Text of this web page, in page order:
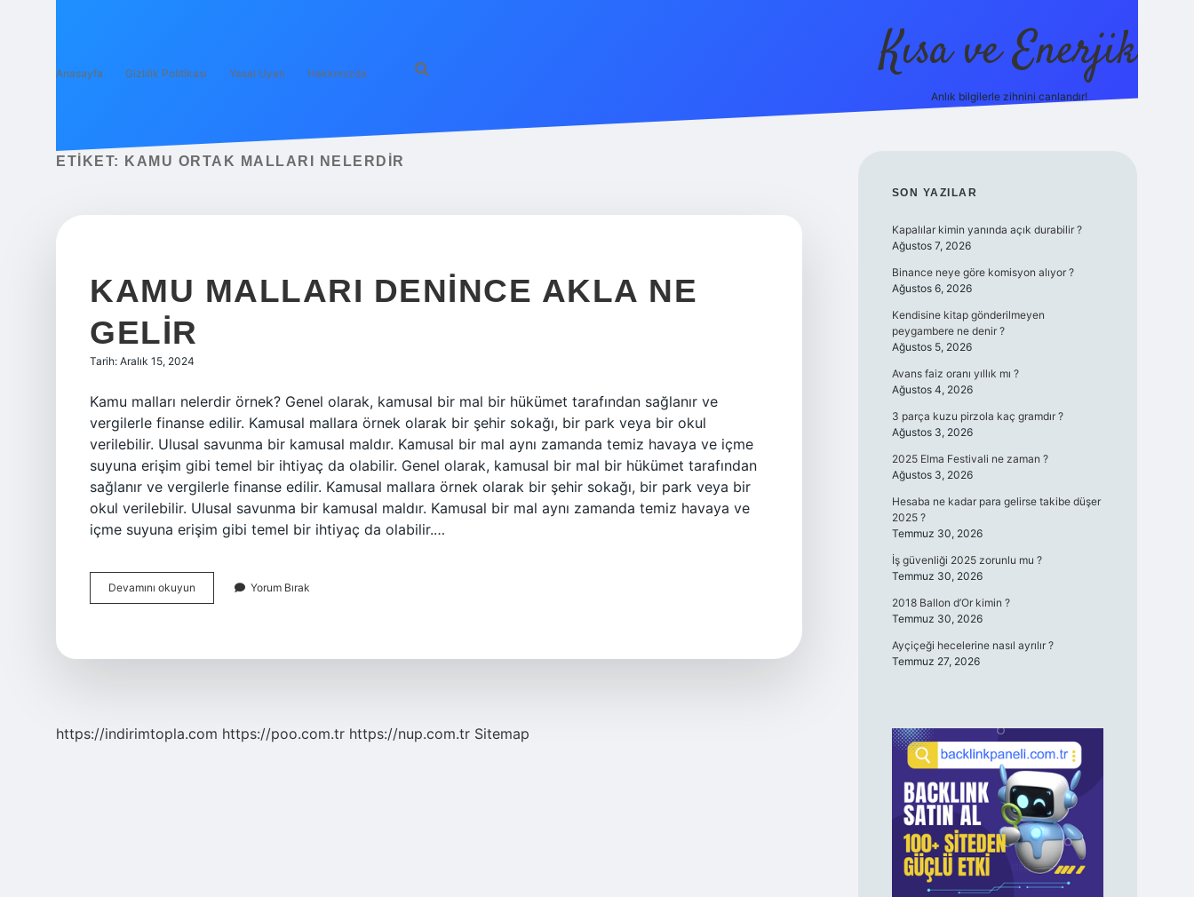
Anasayfa Gizlilik Politikası Yasal Uyarı Hakkımızda Kısa ve Enerjik
Anlık bilgilerle zihnini canlandır!
ETIKET: KAMU ORTAK MALLARI NELERDIR
KAMU MALLARI DENINCE AKLA NE
GELIR
Tarih: Aralık 15, 2024
Kamu malları nelerdir örnek? Genel olarak, kamusal bir mal bir hükümet tarafından sağlanır ve
vergilerle finanse edilir. Kamusal mallara örnek olarak bir şehir sokağı, bir park veya bir okul
verilebilir. Ulusal savunma bir kamusal maldır. Kamusal bir mal aynı zamanda temiz havaya ve içme
suyuna erişim gibi temel bir ihtiyaç da olabilir. Genel olarak, kamusal bir mal bir hükümet tarafından
sağlanır ve vergilerle finanse edilir. Kamusal mallara örnek olarak bir şehir sokağı, bir park veya bir
okul verilebilir. Ulusal savunma bir kamusal maldır. Kamusal bir mal aynı zamanda temiz havaya ve
içme suyuna erişim gibi temel bir ihtiyaç da olabilir.…
Devamını okuyun
Malları
Yorum Bırak
https://indirimtopla.com https://poo.com.tr https://nup.com.tr Sitemap
SIDEBAR
SON YAZILAR
Kapalılar kimin yanında açık durabilir ?
Ağustos 7, 2026
Binance neye göre komisyon alıyor ?
Ağustos 6, 2026
Kendisine kitap gönderilmeyen
peygambere ne denir ?
Ağustos 5, 2026
Avans faiz oranı yıllık mı ?
Ağustos 4, 2026
3 parça kuzu pirzola kaç gramdır ?
Ağustos 3, 2026
2025 Elma Festivali ne zaman ?
Ağustos 3, 2026
Hesaba ne kadar para gelirse takibe düşer
2025 ?
Temmuz 30, 2026
İş güvenliği 2025 zorunlu mu ?
Temmuz 30, 2026
2018 Ballon d’Or kimin ?
Temmuz 30, 2026
Ayçiçeği hecelerine nasıl ayrılır ?
Temmuz 27, 2026